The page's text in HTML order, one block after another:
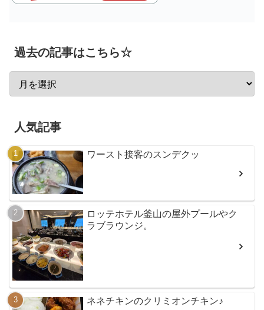
過去の記事はこちら☆
人気記事
ワースト接客のスンデクッ
ロッテホテル釜山の屋外プールやク
ラブラウンジ。
ネネチキンのクリミオンチキン♪